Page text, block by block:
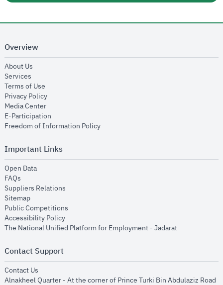
Overview
About Us
Services
Terms of Use
Privacy Policyopens in new window
Media Centeropens in new window
E-Participation
Freedom of Information Policyopens in new window
Important Links
Open Dataopens in new window
FAQs
Suppliers Relations
Sitemapopens in new window
Public Competitions
Accessibility Policyopens in new window
The National Unified Platform for Employment - Jadaratopens in new
Contact Support
Contact Us
Alnakheel Quarter - At the corner of Prince Turki Bin Abdulaziz Road